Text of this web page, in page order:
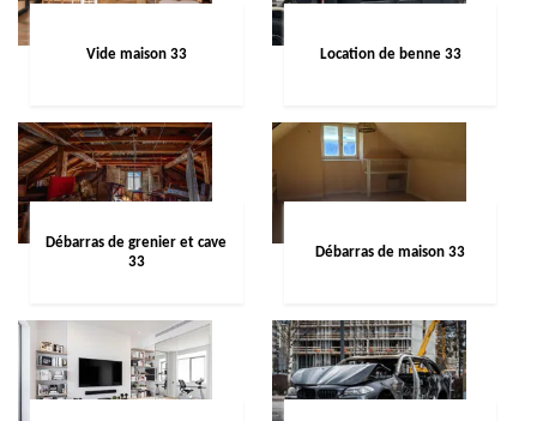
Vide maison 33 Location de benne 33
Débarras de grenier et cave
33
Débarras de maison 33